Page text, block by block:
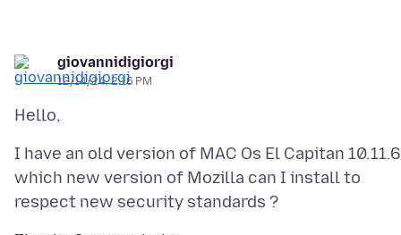
giovannidigiorgi
12/14/24, 2:16 PM
I have an old version of MAC Os El Capitan
which new version of Mozilla can I install to